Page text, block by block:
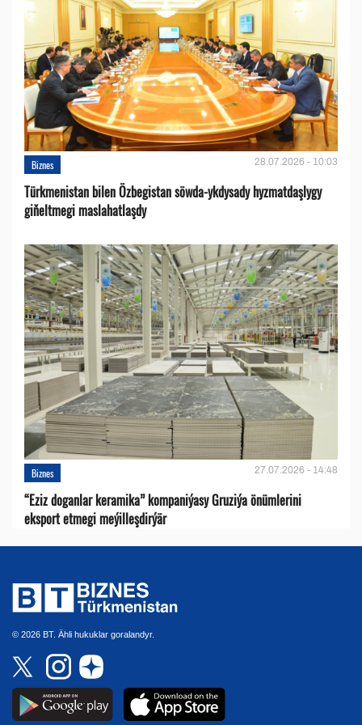
Biznes 28.07.2026 - 10:03
Türkmenistan bilen Özbegistan söwda-ykdysady hyzmatdaşlygy
giňeltmegi maslahatlaşdy
Biznes 27.07.2026 - 14:48
“Eziz doganlar keramika” kompaniýasy Gruziýa önümlerini
eksport etmegi meýilleşdirýär
© 2026 BT. Ähli hukuklar goralandyr.